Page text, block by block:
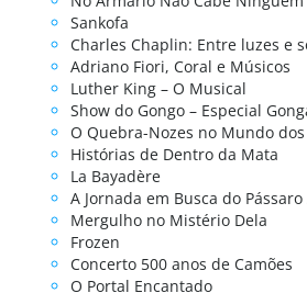
Sankofa
Charles Chaplin: Entre luzes e
Adriano Fiori, Coral e Músicos
Luther King – O Musical
Show do Gongo – Especial
O Quebra-Nozes no Mundo dos
Histórias de Dentro da Mata
La Bayadère
A Jornada em Busca do Pássaro
Mergulho no Mistério Dela
Frozen
Concerto 500 anos de Camões
O Portal Encantado